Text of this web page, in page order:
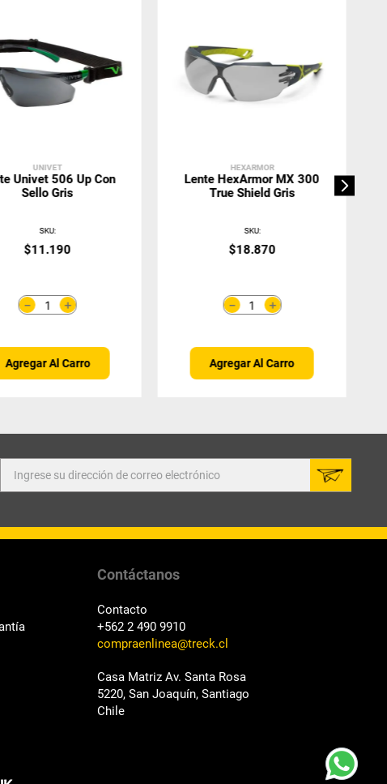
UNIVET
Univet 506 Up Con
Sello Gris
SKU:
$11.190
＋
－
Agregar Al Carro
HEXARMOR
Lente HexArmor MX 300
True Shield Gris
SKU:
$18.870
＋
－
Agregar Al Carro
Contáctanos
Contacto
+562 2 490 9910
compraenlinea@treck.cl
Casa Matriz Av. Santa Rosa
5220, San Joaquín, Santiago
Chile